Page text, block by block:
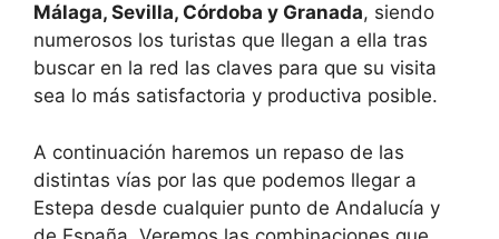
Málaga, Sevilla, Córdoba y Granada, siendo
numerosos los turistas que llegan a ella tras
buscar en la red las claves para que su visita
sea lo más satisfactoria y productiva posible.
A continuación haremos un repaso de las
distintas vías por las que podemos llegar a
Estepa desde cualquier punto de Andalucía y